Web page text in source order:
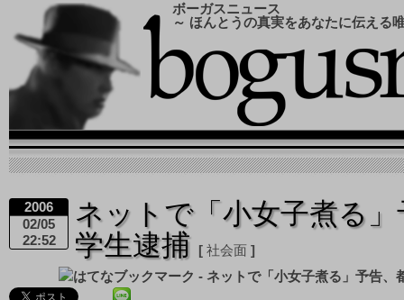
ボーガスニュース
～ ほんとうの真実をあなたに伝える
2006
02/05
22:52
ネットで「小女子煮る
学生逮捕
社会面